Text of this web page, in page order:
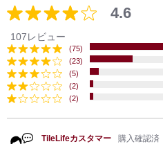
4.6
107レビュー
(75)
(23)
(5)
(2)
(2)
TileLifeカスタマー 購入確認済